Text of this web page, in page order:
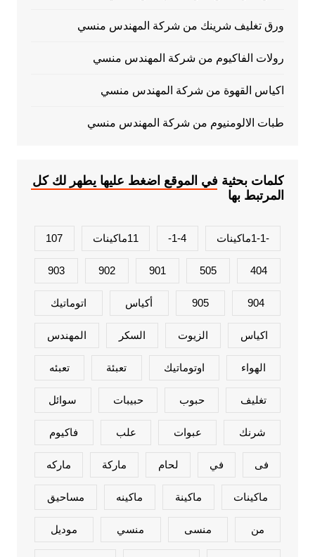
ورق تغليف شرينك من شركة المهندس منسي
رولات الفاكيوم من شركة المهندس منسي
اكياس القهوة من شركة المهندس منسي
طبات الالومنيوم من شركة المهندس منسي
كلمات بحثية في الموقع اضغط عليها يطهر لك كل
المرتبط بها
-1-1ماكينات 1-4- 11ماكينات 107
404
505
901
902
903
904
905 أكياس اتوماتيك
اكياس الزيوت السكر المهندس
الهواء اوتوماتيك تعبئة تعبئه
تغليف حبوب حبيبات سوائل
شرنك عبوات علب فاكيوم
فى في لحام ماركة ماركه
ماكينات ماكينة ماكينه مساحيق
من منسى منسي موديل